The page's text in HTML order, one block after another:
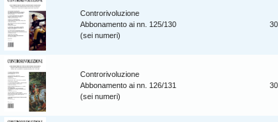
Controrivoluzione
Abbonamento ai nn. 125/130
(sei numeri)
Controrivoluzione
Abbonamento ai nn. 126/131
(sei numeri)